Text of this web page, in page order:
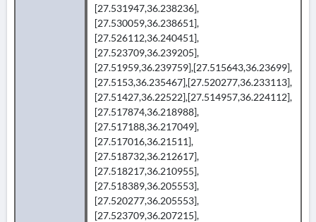
[27.531947,36.238236],
[27.530059,36.238651],
[27.526112,36.240451],
[27.523709,36.239205],
[27.51959,36.239759],[27.515643,36.23699],
[27.5153,36.235467],[27.520277,36.233113],
[27.51427,36.22522],[27.514957,36.224112],
[27.517874,36.218988],
[27.517188,36.217049],
[27.517016,36.21511],
[27.518732,36.212617],
[27.518217,36.210955],
[27.518389,36.205553],
[27.520277,36.205553],
[27.523709,36.207215],